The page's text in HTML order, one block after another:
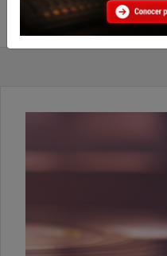
Produccciones
Remember Time